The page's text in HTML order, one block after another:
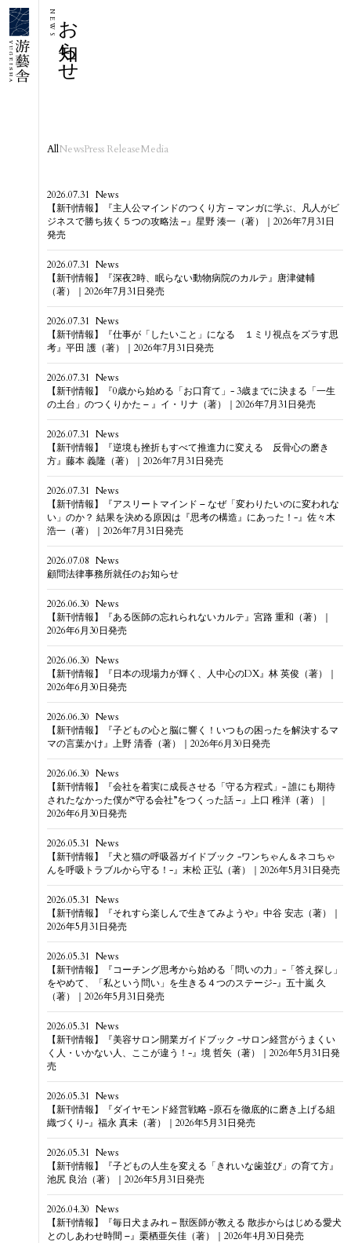
お知らせ
NEWS
AllNews Press ReleaseMedia
2026.07.31 News
【新刊情報】『主人公マインドのつくり方 – マンガに学ぶ、凡人がビ
ジネスで勝ち抜く５つの攻略法 –』星野 湊一（著）｜2026年7月31日
発売
2026.07.31 News
【新刊情報】『深夜2時、眠らない動物病院のカルテ』唐津健輔
（著）｜2026年7月31日発売
2026.07.31 News
【新刊情報】『仕事が「したいこと」になる １ミリ視点をズラす思
考』平田 護（著）｜2026年7月31日発売
2026.07.31 News
【新刊情報】『0歳から始める「お口育て」- 3歳までに決まる「一生
の土台」のつくりかた – 』イ・リナ（著）｜2026年7月31日発売
2026.07.31 News
【新刊情報】『逆境も挫折もすべて推進力に変える 反骨心の磨き
方』藤本 義隆（著）｜2026年7月31日発売
2026.07.31 News
【新刊情報】『アスリートマインド – なぜ「変わりたいのに変われな
い」のか？ 結果を決める原因は『思考の構造』にあった！-』佐々木
浩一（著）｜2026年7月31日発売
2026.07.08 News
顧問法律事務所就任のお知らせ
2026.06.30 News
【新刊情報】『ある医師の忘れられないカルテ』宮路 重和（著）｜
2026年6月30日発売
2026.06.30 News
【新刊情報】『日本の現場力が輝く、人中心のDX』林 英俊（著）｜
2026年6月30日発売
2026.06.30 News
【新刊情報】『子どもの心と脳に響く！いつもの困ったを解決するマ
マの言葉かけ』上野 清香（著）｜2026年6月30日発売
2026.06.30 News
【新刊情報】『会社を着実に成長させる「守る方程式」- 誰にも期待
されたなかった僕が“守る会社”をつくった話 –』上口 稚洋（著）｜
2026年6月30日発売
2026.05.31 News
【新刊情報】『犬と猫の呼吸器ガイドブック -ワンちゃん＆ネコちゃ
んを呼吸トラブルから守る！-』末松 正弘（著）｜2026年5月31日発売
2026.05.31 News
【新刊情報】『それすら楽しんで生きてみようや』中谷 安志（著）｜
2026年5月31日発売
2026.05.31 News
【新刊情報】『コーチング思考から始める「問いの力」-「答え探し」
をやめて、「私という問い」を生きる４つのステージ-』五十嵐 久
（著）｜2026年5月31日発売
2026.05.31 News
【新刊情報】『美容サロン開業ガイドブック -サロン経営がうまくい
く人・いかない人、ここが違う！-』境 哲矢（著）｜2026年5月31日発
売
2026.05.31 News
【新刊情報】『ダイヤモンド経営戦略 -原石を徹底的に磨き上げる組
織づくり-』福永 真未（著）｜2026年5月31日発売
2026.05.31 News
【新刊情報】『子どもの人生を変える「きれいな歯並び」の育て方』
池尻 良治（著）｜2026年5月31日発売
2026.04.30 News
【新刊情報】『毎日犬まみれ – 獣医師が教える 散歩からはじめる愛犬
とのしあわせ時間 –』栗栖亜矢佳（著）｜2026年4月30日発売